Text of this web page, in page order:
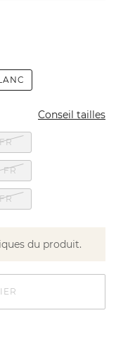
Conseil tailles
FR
du produit.